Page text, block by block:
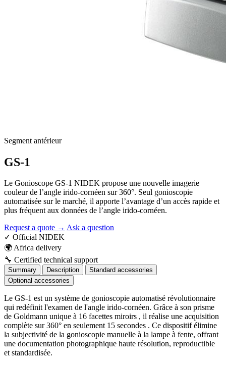
Segment antérieur
GS-1
Le Gonioscope GS-1 NIDEK propose une nouvelle imagerie
couleur de l’angle irido-cornéen sur 360°. Seul gonioscopie
automatisée sur le marché, il apporte l’avantage d’un accès rapide et
plus fréquent aux données de l’angle irido-cornéen.
Request a quote → Ask a question
✓ Official NIDEK
🌍Africa delivery
🔧 Certified technical support
Summary Description
Standard accessories
Optional accessories
Le GS-1 est un système de gonioscopie automatisé révolutionnaire
qui redéfinit l'examen de l'angle irido-cornéen. Grâce à son prisme
de Goldmann unique à 16 facettes miroirs , il réalise une acquisition
complète sur 360° en seulement 15 secondes . Ce dispositif élimine
la subjectivité de la gonioscopie manuelle à la lampe à fente, offrant
une documentation photographique haute résolution, reproductible
et standardisée.